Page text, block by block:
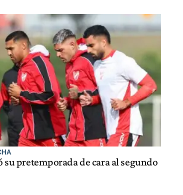
pretemporada de cara al segundo